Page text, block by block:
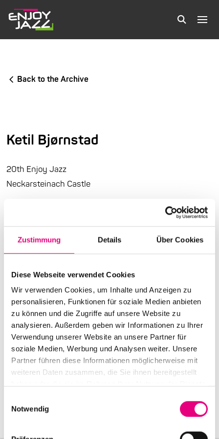
Zustimmung Details Über Cookies
Diese Webseite verwendet Cookies
Wir verwenden Cookies, um Inhalte und Anzeigen zu
personalisieren, Funktionen für soziale Medien anbieten
zu können und die Zugriffe auf unsere Website zu
analysieren. Außerdem geben wir Informationen zu Ihrer
Verwendung unserer Website an unsere Partner für
soziale Medien, Werbung und Analysen weiter. Unsere
Partner führen diese Informationen möglicherweise mit
weiteren Daten zusammen, die Sie ihnen bereitgestellt
Notwendig
Back to the Archive
Ketil Bjørnstad
20th Enjoy Jazz
Neckarsteinach Castle
Start:October9, 2018 – 8:00 p.m.
Cast:
Ketil Bjørnstad: piano
Advance ticket price: €25
Box office: €30
Nationality: Norway
Mittelburg Neckarsteinach: ,Neckarsteinach
Event Series: Ketil